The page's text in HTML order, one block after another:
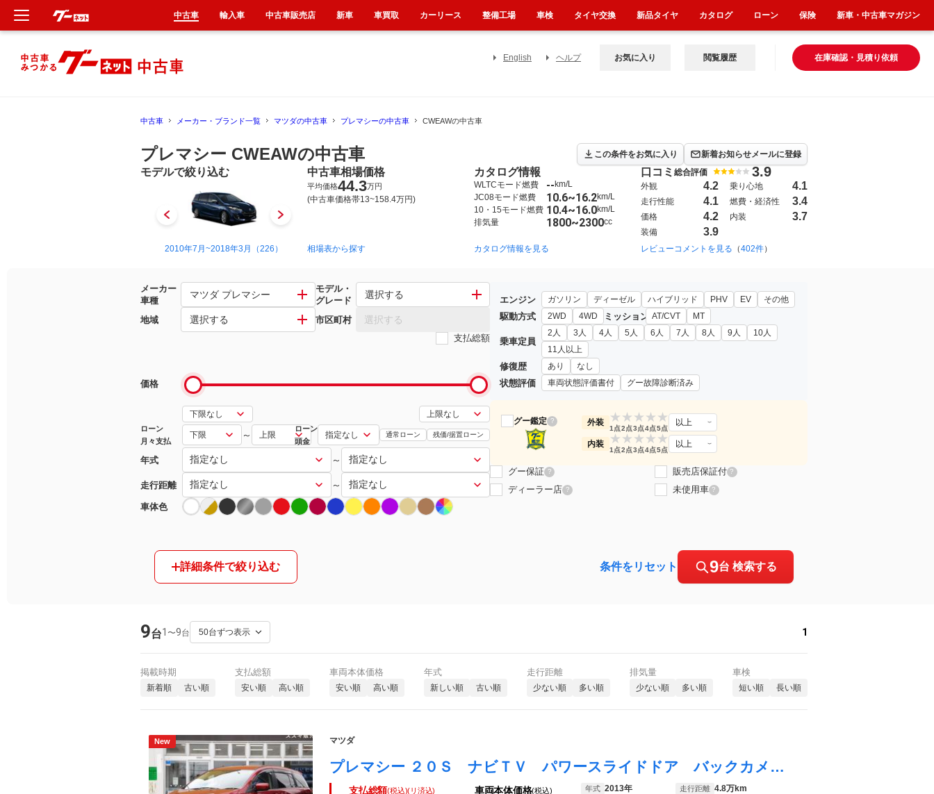
English ヘルプ 在庫確認・見積り依頼
お気に入り 閲覧履歴
中古車 メーカー・ブランド一覧 マツダの中古車 プレマシーの中古車 CWEAWの中古車
プレマシー CWEAWの中古車 この条件をお気に入り 新着お知らせメールに登録
モデルで絞り込む
2010年7月~2018年3月（226） 2005年2月~2010年7月（20） 1999年4月~2005年2月（1） 2010年7月~2018年3月（226）
中古車相場価格
平均価格44.3万円
(中古車価格帯13~158.4万円)
相場表から探す
カタログ情報
WLTCモード燃費 -- km/L
JC08モード燃費
10.6~16.2km/L
10・15モード燃費 10.4~16.0km/L
排気量
1800~2300cc
カタログ情報を見る
口コミ 総合評価 3.9
外観 4.2 乗り心地 4.1
走行性能 4.1 燃費・経済性 3.4
価格 4.2 内装 3.7
装備 3.9
レビューコメントを見る （402件）
メーカー
車種
マツダ プレマシー
モデル・
グレード
選択する
地域 選択する 市区町村 選択する
支払総額
価格
ローン
月々支払
～
ローン
頭金
通常ローン 残価/据置ローン
年式 ～
走行距離 ～
車体色
エンジン ガソリン ディーゼル ハイブリッド PHV EV その他
駆動方式 2WD 4WD ミッション AT/CVT MT
乗車定員
2人 3人 4人 5人 6人 7人 8人 9人
10人
11人以上
修復歴 あり なし
状態評価 車両状態評価書付 グー故障診断済み
グー鑑定 ? 外装 ★
1点
★
2点
★
3点
★
4点
★
5点
以上
内装 ★
1点
★
2点
★
3点
★
4点
★
5点
以上
グー保証 ? 販売店保証付 ?
ディーラー店 ? 未使用車 ?
詳細条件で絞り込む 条件をリセット 9台 検索する
9台1 〜9台 1
掲載時期
新着順 古い順
支払総額
安い順 高い順
車両本体価格
安い順 高い順
年式
新しい順 古い順
走行距離
少ない順 多い順
排気量
少ない順 多い順
車検
短い順 長い順
New マツダ
プレマシー ２０Ｓ ナビＴＶ パワースライドドア バックカメラ 夏冬タイヤＡＷ ＨＩＤ アドバンスドキー 革巻ステアリング Ｂｌｕｅｔｏｏｔｈ
支払総額(税込)(リ済込) 車両本体価格(税込) 年式 2013年 走行距離 4.8万km
中古車 輸入車 中古車販売店 新車 車買取 カーリース 整備工場 車検 タイヤ交換 新品タイヤ カタログ ローン 保険 新車・中古車マガジン
新車